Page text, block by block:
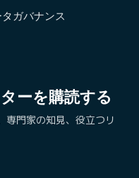
ーを購読する
専門家の知見、役立つリ
ガバナンス